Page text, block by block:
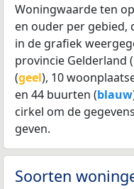
Woningwaarde ten
en ouder per gebied,
in de grafiek
provincie Gelderland (
(geel), 10
en 44 buurten (blauw
cirkel om de
geven.
Soorten